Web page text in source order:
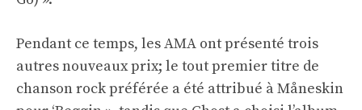
Pendant ce temps, les AMA ont présenté trois
autres nouveaux prix; le tout premier titre de
chanson rock préférée a été attribué à Måneskin